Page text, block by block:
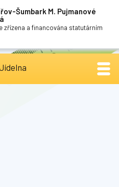
Šumbark M. Pujmanové
zřízena a financována statutárním